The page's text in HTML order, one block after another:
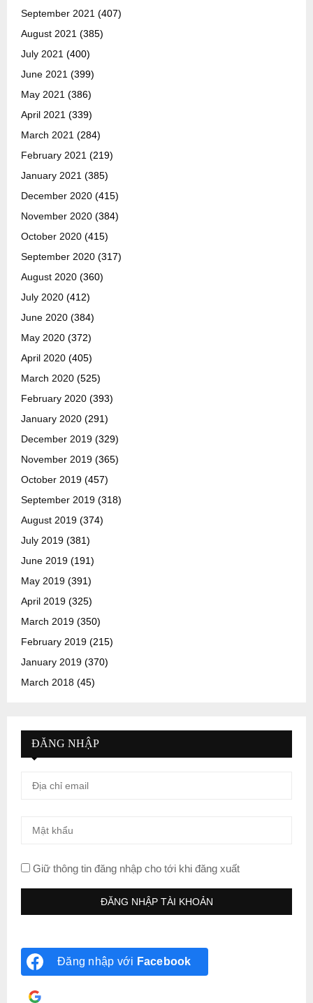
September 2021 (407)
August 2021 (385)
July 2021 (400)
June 2021 (399)
May 2021 (386)
April 2021 (339)
March 2021 (284)
February 2021 (219)
January 2021 (385)
December 2020 (415)
November 2020 (384)
October 2020 (415)
September 2020 (317)
August 2020 (360)
July 2020 (412)
June 2020 (384)
May 2020 (372)
April 2020 (405)
March 2020 (525)
February 2020 (393)
January 2020 (291)
December 2019 (329)
November 2019 (365)
October 2019 (457)
September 2019 (318)
August 2019 (374)
July 2019 (381)
June 2019 (191)
May 2019 (391)
April 2019 (325)
March 2019 (350)
February 2019 (215)
January 2019 (370)
March 2018 (45)
ĐĂNG NHẬP
Giữ thông tin đăng nhập cho tới khi đăng xuất
Đăng nhập với Facebook